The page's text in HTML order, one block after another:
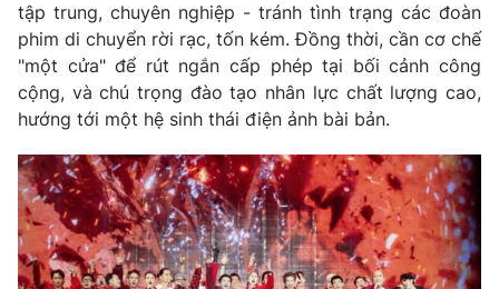
tập trung, chuyên nghiệp - tránh tình trạng các đoàn
phim di chuyển rời rạc, tốn kém. Đồng thời, cần cơ chế
"một cửa" để rút ngắn cấp phép tại bối cảnh công
cộng, và chú trọng đào tạo nhân lực chất lượng cao,
hướng tới một hệ sinh thái điện ảnh bài bản.